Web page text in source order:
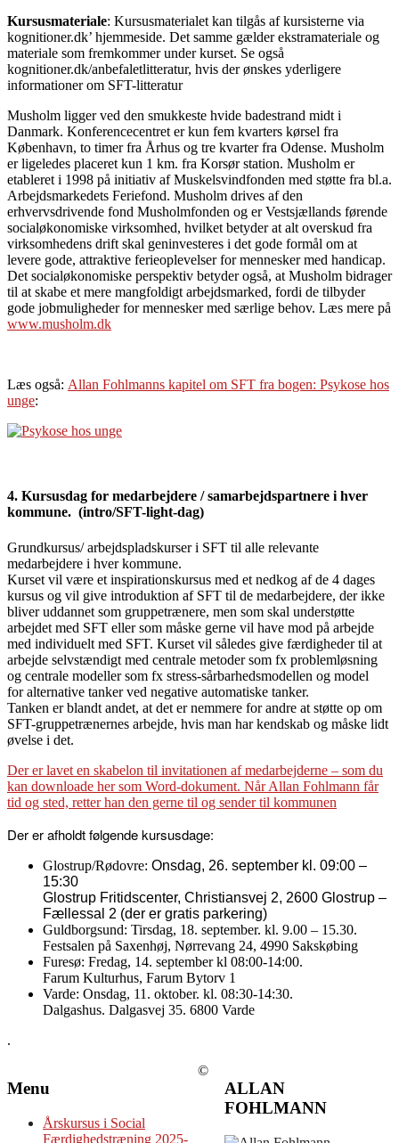
Kursusmateriale: Kursusmaterialet kan tilgås af kursisterne via
kognitioner.dk’ hjemmeside. Det samme gælder ekstramateriale og
materiale som fremkommer under kurset. Se også
kognitioner.dk/anbefaletlitteratur, hvis der ønskes yderligere
informationer om SFT-litteratur
Musholm ligger ved den smukkeste hvide badestrand midt i
Danmark. Konferencecentret er kun fem kvarters kørsel fra
København, to timer fra Århus og tre kvarter fra Odense. Musholm
er ligeledes placeret kun 1 km. fra Korsør station. Musholm er
etableret i 1998 på initiativ af Muskelsvindfonden med støtte fra bl.a.
Arbejdsmarkedets Feriefond. Musholm drives af den
erhvervsdrivende fond Musholmfonden og er Vestsjællands førende
socialøkonomiske virksomhed, hvilket betyder at alt overskud fra
virksomhedens drift skal geninvesteres i det gode formål om at
levere gode, attraktive ferieoplevelser for mennesker med handicap.
Det socialøkonomiske perspektiv betyder også, at Musholm bidrager
til at skabe et mere mangfoldigt arbejdsmarked, fordi de tilbyder
gode jobmuligheder for mennesker med særlige behov. Læs mere på
www.musholm.dk
Læs også: Allan Fohlmanns kapitel om SFT fra bogen: Psykose hos
unge:
4. Kursusdag for medarbejdere / samarbejdspartnere i hver
kommune. (intro/SFT-light-dag)
Grundkursus/ arbejdspladskurser i SFT til alle relevante
medarbejdere i hver kommune.
Kurset vil være et inspirationskursus med et nedkog af de 4 dages
kursus og vil give introduktion af SFT til de medarbejdere, der ikke
bliver uddannet som gruppetrænere, men som skal understøtte
arbejdet med SFT eller som måske gerne vil have mod på arbejde
med individuelt med SFT. Kurset vil således give færdigheder til at
arbejde selvstændigt med centrale metoder som fx problemløsning
og centrale modeller som fx stress-sårbarhedsmodellen og model
for alternative tanker ved negative automatiske tanker.
Tanken er blandt andet, at det er nemmere for andre at støtte op om
SFT-gruppetrænernes arbejde, hvis man har kendskab og måske lidt
øvelse i det.
Der er lavet en skabelon til invitationen af medarbejderne – som du
kan downloade her som Word-dokument. Når Allan Fohlmann får
tid og sted, retter han den gerne til og sender til kommunen
Der er afholdt følgende kursusdage:
Glostrup/Rødovre: Onsdag, 26. september kl. 09:00 –
15:30
Glostrup Fritidscenter, Christiansvej 2, 2600 Glostrup –
Fællessal 2 (der er gratis parkering)
Guldborgsund: Tirsdag, 18. september. kl. 9.00 – 15.30.
Festsalen på Saxenhøj, Nørrevang 24, 4990 Sakskøbing
Furesø: Fredag, 14. september kl 08:00-14:00.
Farum Kulturhus, Farum Bytorv 1
Varde: Onsdag, 11. oktober. kl. 08:30-14:30.
Dalgashus. Dalgasvej 35. 6800 Varde
.
Menu
Årskursus i Social
Færdighedstræning 2025-
ALLAN
FOHLMANN
©